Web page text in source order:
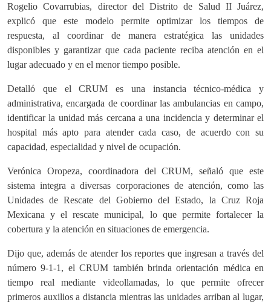
Rogelio Covarrubias, director del Distrito de Salud II Juárez,
explicó que este modelo permite optimizar los tiempos de
respuesta, al coordinar de manera estratégica las unidades
disponibles y garantizar que cada paciente reciba atención en el
lugar adecuado y en el menor tiempo posible.
Detalló que el CRUM es una instancia técnico-médica y
administrativa, encargada de coordinar las ambulancias en campo,
identificar la unidad más cercana a una incidencia y determinar el
hospital más apto para atender cada caso, de acuerdo con su
capacidad, especialidad y nivel de ocupación.
Verónica Oropeza, coordinadora del CRUM, señaló que este
sistema integra a diversas corporaciones de atención, como las
Unidades de Rescate del Gobierno del Estado, la Cruz Roja
Mexicana y el rescate municipal, lo que permite fortalecer la
cobertura y la atención en situaciones de emergencia.
Dijo que, además de atender los reportes que ingresan a través del
número 9-1-1, el CRUM también brinda orientación médica en
tiempo real mediante videollamadas, lo que permite ofrecer
primeros auxilios a distancia mientras las unidades arriban al lugar,